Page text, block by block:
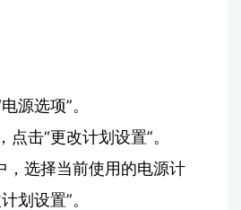
源选项”。
击“更改计划设置”。
，选择当前使用的电源计
划设置”。